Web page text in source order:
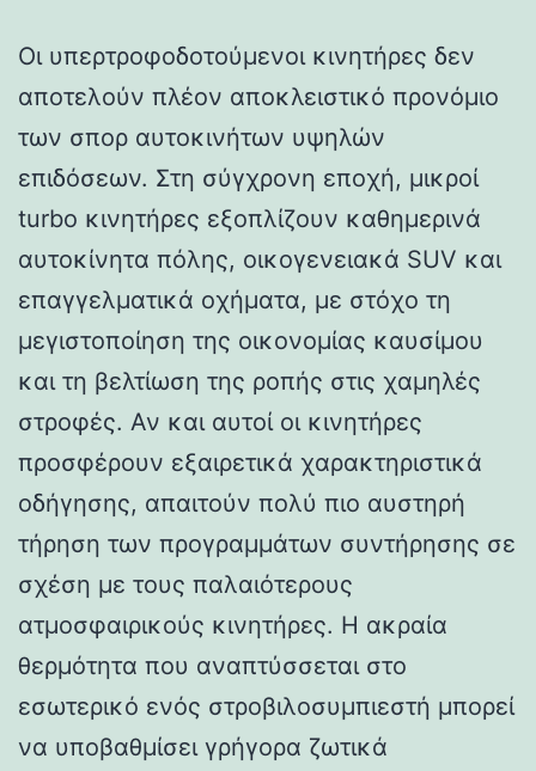
Οι υπερτροφοδοτούμενοι κινητήρες δεν
αποτελούν πλέον αποκλειστικό προνόμιο
των σπορ αυτοκινήτων υψηλών
επιδόσεων. Στη σύγχρονη εποχή, μικροί
turbo κινητήρες εξοπλίζουν καθημερινά
αυτοκίνητα πόλης, οικογενειακά SUV και
επαγγελματικά οχήματα, με στόχο τη
μεγιστοποίηση της οικονομίας καυσίμου
και τη βελτίωση της ροπής στις χαμηλές
στροφές. Αν και αυτοί οι κινητήρες
προσφέρουν εξαιρετικά χαρακτηριστικά
οδήγησης, απαιτούν πολύ πιο αυστηρή
τήρηση των προγραμμάτων συντήρησης σε
σχέση με τους παλαιότερους
ατμοσφαιρικούς κινητήρες. Η ακραία
θερμότητα που αναπτύσσεται στο
εσωτερικό ενός στροβιλοσυμπιεστή μπορεί
να υποβαθμίσει γρήγορα ζωτικά